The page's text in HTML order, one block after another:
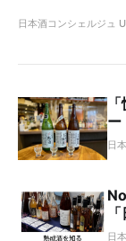
日本酒コンシェルジュ
ー
日
日